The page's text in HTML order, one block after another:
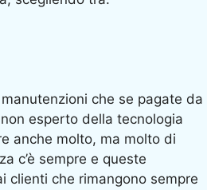
che se pagate da
esperto della tecnologia
anche molto, ma molto di
c’è sempre e queste
clienti che rimangono sempre